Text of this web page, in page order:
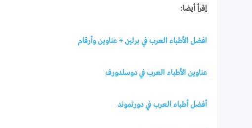
إقرأ أيضا:
افضل الأطباء العرب في برلين + عناوين وأرقام
عناوين الأطباء العرب في دوسلدورف
أفضل أطباء العرب في دورتموند